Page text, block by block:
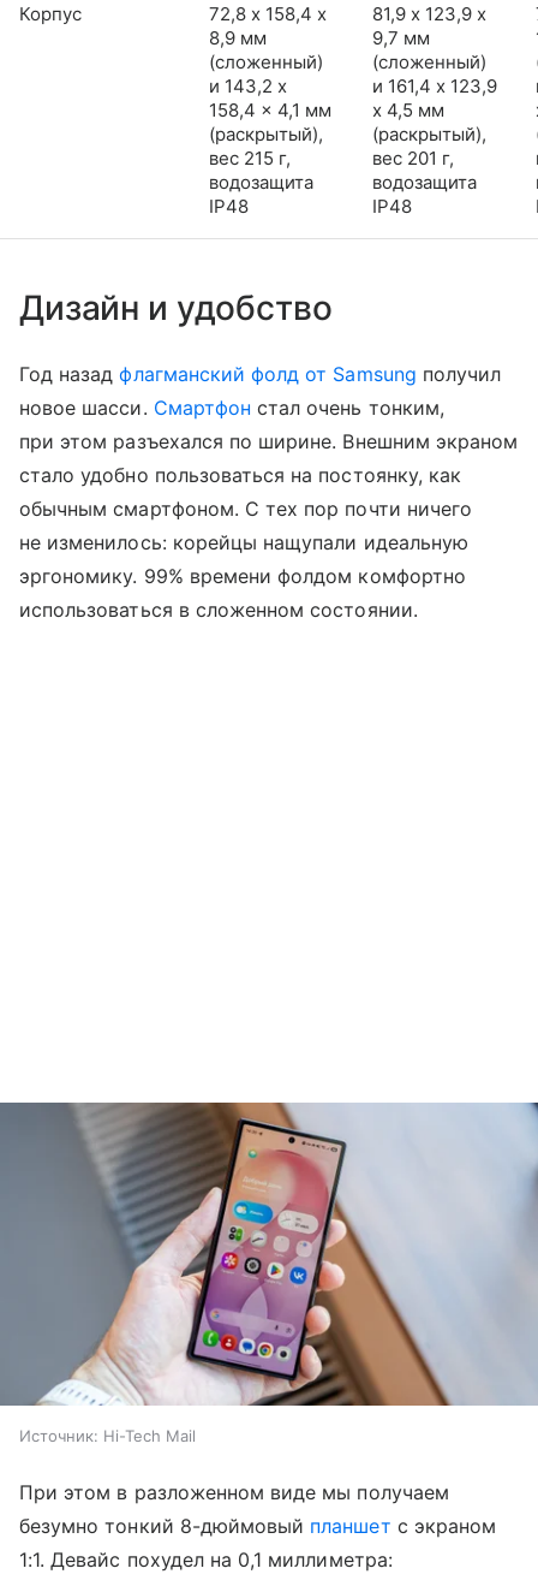
Корпус
72,8 х 158,4 х
8,9 мм
(сложенный)
и 143,2 x
158,4 x 4,1 мм
(раскрытый),
вес 215 г,
водозащита
IP48
81,9 х 123,9 х
9,7 мм
(сложенный)
и 161,4 x 123,9
x 4,5 мм
(раскрытый),
вес 201 г,
водозащита
IP48
Дизайн и удобство
Год назадфлагманский фолд от Samsung получил
новое шасси. Смартфон стал очень тонким,
при этом разъехался по ширине. Внешним экраном
стало удобно пользоваться на постоянку, как
обычным смартфоном. С тех пор почти ничего
не изменилось: корейцы нащупали идеальную
эргономику. 99% времени фолдом комфортно
использоваться в сложенном состоянии.
Источник: Hi-Tech Mail
При этом в разложенном виде мы получаем
безумно тонкий 8-дюймовый планшет с экраном
1:1. Девайс похудел на 0,1 миллиметра: